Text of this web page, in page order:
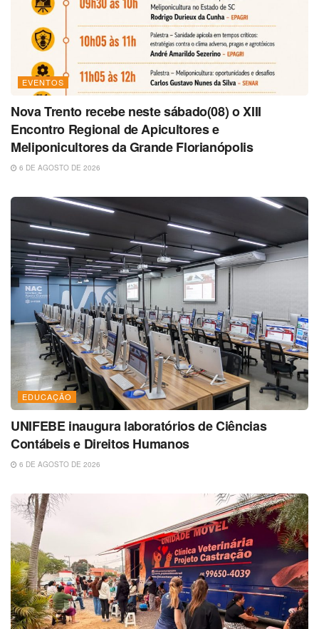
EVENTOS
Nova Trento recebe neste sábado(08) o XIII
Encontro Regional de Apicultores e
Meliponicultores da Grande Florianópolis
6 DE AGOSTO DE 2026
EDUCAÇÃO
UNIFEBE inaugura laboratórios de Ciências
Contábeis e Direitos Humanos
6 DE AGOSTO DE 2026